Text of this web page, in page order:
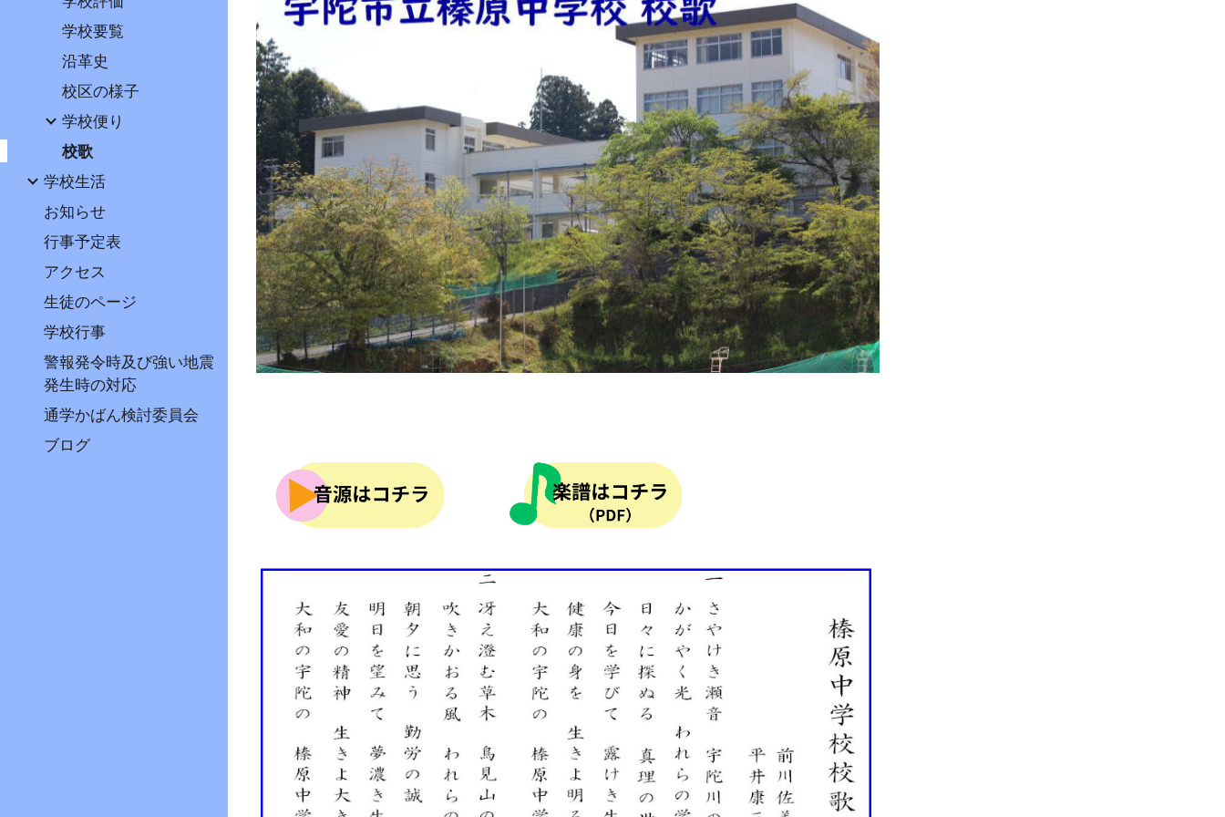
学校要覧
沿革史
校区の様子
学校便り
校歌
学校生活
お知らせ
行事予定表
アクセス
生徒のページ
学校行事
警報発令時及び強い地震
発生時の対応
通学かばん検討委員会
ブログ